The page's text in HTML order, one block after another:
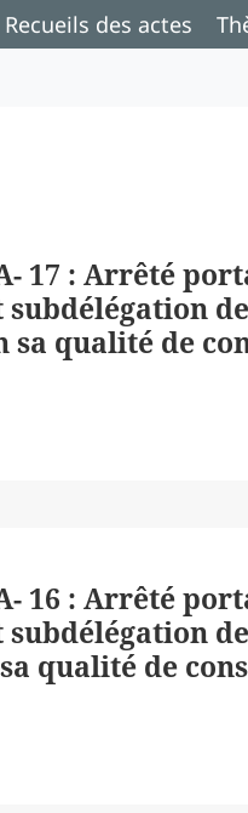
Recueils des actes
17 : Arrêté
sa qualité de
16 : Arrêté
sa qualité de